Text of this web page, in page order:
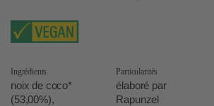
Ingrédients
noix de coco*
(53,00%),
Particularités
élaboré par
Rapunzel